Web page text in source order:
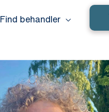
Find behandler